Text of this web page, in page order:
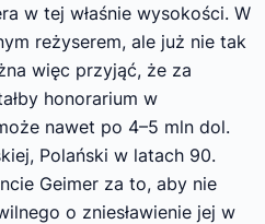
w tej właśnie wysokości. W
reżyserem, ale już nie tak
więc przyjąć, że za
honorarium w
nawet po 4–5 mln dol.
Polański w latach 90.
Geimer za to, aby nie
o zniesławienie jej w